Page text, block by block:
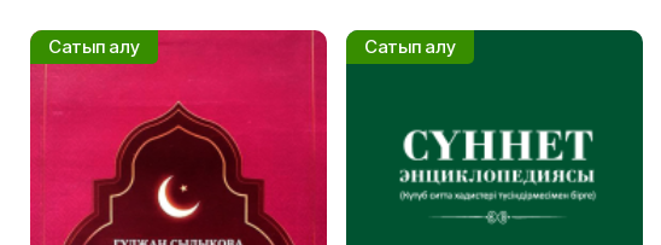
Сатып алу Сатып алу